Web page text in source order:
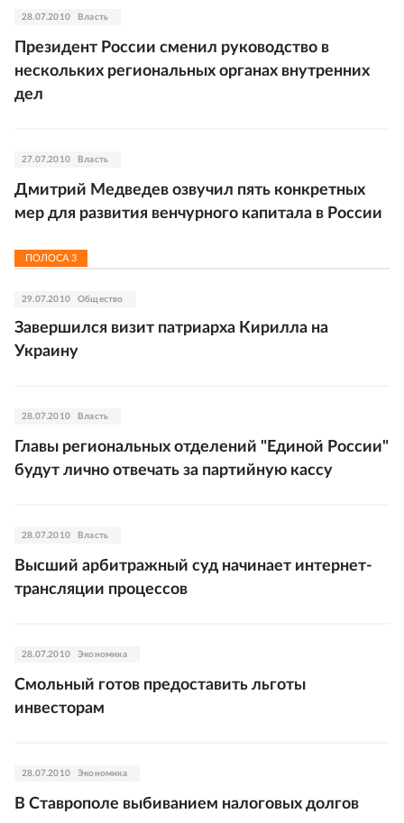
28.07.2010 Власть
Президент России сменил руководство в
нескольких региональных органах внутренних
дел
27.07.2010 Власть
Дмитрий Медведев озвучил пять конкретных
мер для развития венчурного капитала в России
ПОЛОСА 3
29.07.2010 Общество
Завершился визит патриарха Кирилла на
Украину
28.07.2010 Власть
Главы региональных отделений "Единой России"
будут лично отвечать за партийную кассу
28.07.2010 Власть
Высший арбитражный суд начинает интернет-
трансляции процессов
28.07.2010 Экономика
Смольный готов предоставить льготы
инвесторам
28.07.2010 Экономика
В Ставрополе выбиванием налоговых долгов